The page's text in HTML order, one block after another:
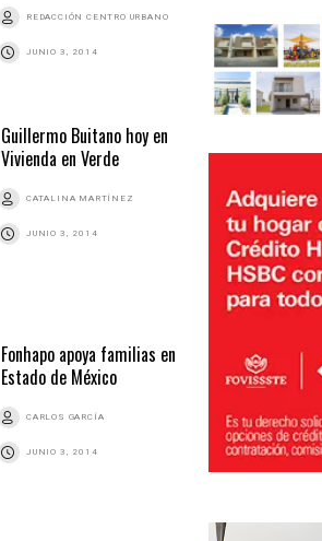
REDACCIÓN CENTRO URBANO
JUNIO 3, 2014
Guillermo Buitano hoy en
Vivienda en Verde
CATALINA MARTÍNEZ
JUNIO 3, 2014
Fonhapo apoya familias en
Estado de México
CARLOS GARCÍA
JUNIO 3, 2014